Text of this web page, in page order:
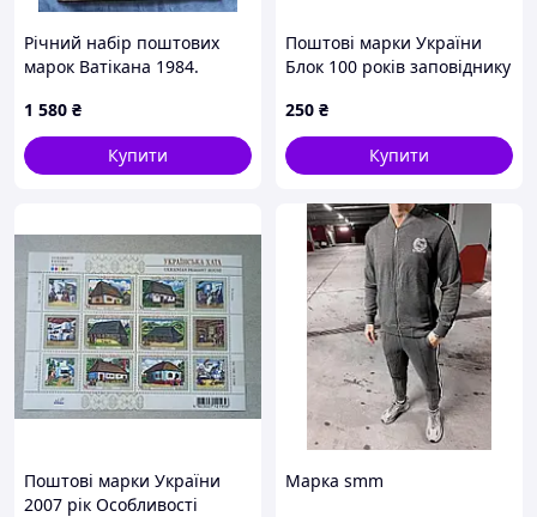
Річний набір поштових
марок Ватiкана 1984.
1 580 ₴
Купити
Поштові марки України
Блок 100 років заповіднику
250 ₴
Купити
Поштові марки України
2007 рік Особливості
Марка smm